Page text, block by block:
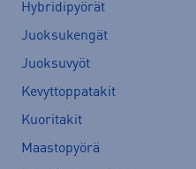
Hybridipyörät
Juoksukengät
Juoksuvyöt
Kevyttoppatakit
Kuoritakit
Maastopyörä